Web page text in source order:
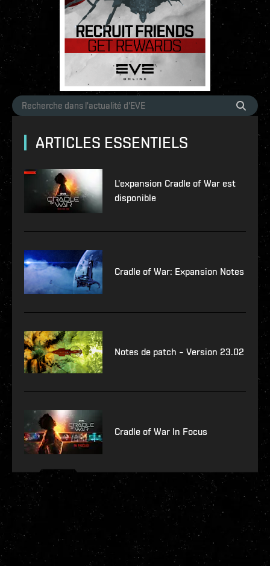
ARTICLES ESSENTIELS
L'expansion Cradle of War est
disponible
Cradle of War: Expansion Notes
Notes de patch – Version 23.02
Cradle of War In Focus